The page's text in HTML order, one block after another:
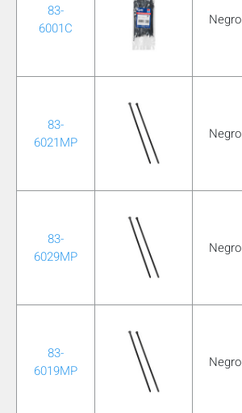
83-
6001C
Negro
83-
6021MP
Negro
83-
6029MP
Negro
83-
6019MP
Negro